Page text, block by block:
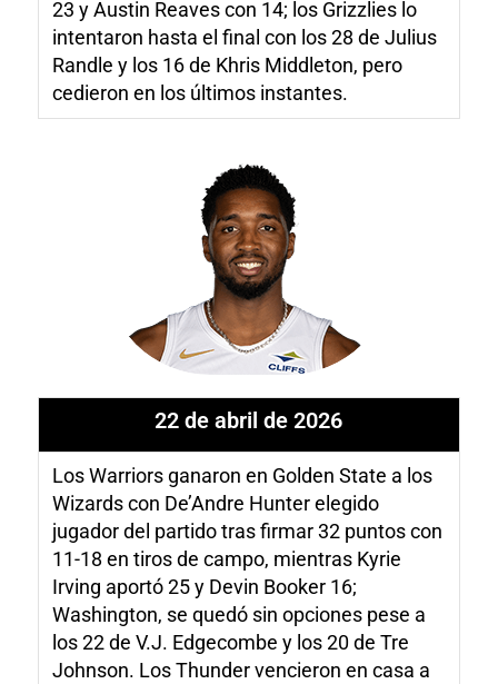
23 y Austin Reaves con 14; los Grizzlies lo
intentaron hasta el final con los 28 de Julius
Randle y los 16 de Khris Middleton, pero
cedieron en los últimos instantes.
22 de abril de 2026
Los Warriors ganaron en Golden State a los
Wizards con De’Andre Hunter elegido
jugador del partido tras firmar 32 puntos con
11-18 en tiros de campo, mientras Kyrie
Irving aportó 25 y Devin Booker 16;
Washington, se quedó sin opciones pese a
los 22 de V.J. Edgecombe y los 20 de Tre
Johnson. Los Thunder vencieron en casa a